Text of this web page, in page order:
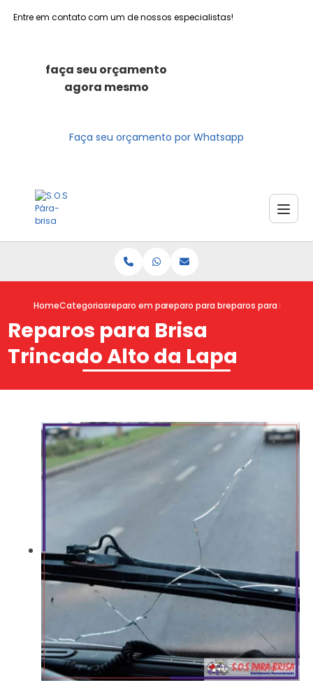
Entre em contato com um de nossos especialistas!
faça seu orçamento
agora mesmo
Faça seu orçamento por Whatsapp
HomeCategoriasreparo em para brisasreparo para brisareparos para brisa
Reparos para Brisa
Trincado Alto da Lapa